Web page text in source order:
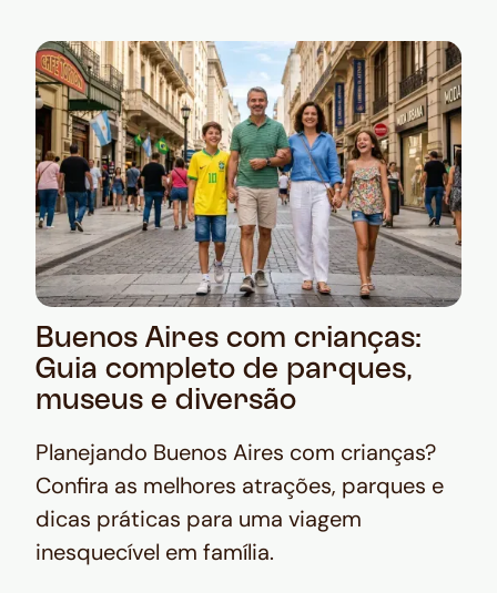
Buenos Aires com crianças:
Guia completo de parques,
museus e diversão
Planejando Buenos Aires com crianças?
Confira as melhores atrações, parques e
dicas práticas para uma viagem
inesquecível em família.